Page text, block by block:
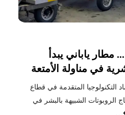
ياباني يبدأ
في مناولة الأمتعة
المتقدمة في قطاع
الروبوتات الشبيهة بالبشر في